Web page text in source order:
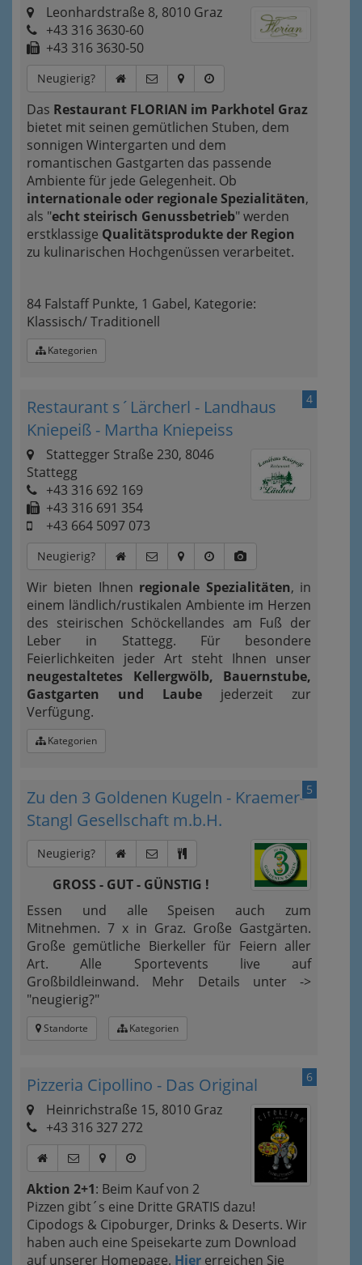
Leonhardstraße 8, 8010 Graz
+43 316 3630-60
+43 316 3630-50
Neugierig?
Das Restaurant FLORIAN im Parkhotel Graz
bietet mit seinen gemütlichen Stuben, dem
sonnigen Wintergarten und dem
romantischen Gastgarten das passende
Ambiente für jede Gelegenheit. Ob
internationale oder regionale Spezialitäten,
als "echt steirisch Genussbetrieb" werden
erstklassige Qualitätsprodukte der Region
zu kulinarischen Hochgenüssen verarbeitet.
84 Falstaff Punkte, 1 Gabel, Kategorie:
Klassisch/ Traditionell
Kategorien
4
Restaurant s´Lärcherl - Landhaus
Kniepeiß - Martha Kniepeiss
Stattegger Straße 230, 8046
Stattegg
+43 316 692 169
+43 316 691 354
+43 664 5097 073
Neugierig?
Wir bieten Ihnen regionale Spezialitäten, in
einem ländlich/rustikalen Ambiente im Herzen
des steirischen Schöckellandes am Fuß der
Leber in Stattegg. Für besondere
Feierlichkeiten jeder Art steht Ihnen unser
neugestaltetes Kellergwölb, Bauernstube,
Gastgarten und Laube jederzeit zur
Verfügung.
Kategorien
5
Zu den 3 Goldenen Kugeln - Kraemer-
Stangl Gesellschaft m.b.H.
Neugierig?
GROSS - GUT - GÜNSTIG !
Essen und alle Speisen auch zum
Mitnehmen. 7 x in Graz. Große Gastgärten.
Große gemütliche Bierkeller für Feiern aller
Art. Alle Sportevents live auf
Großbildleinwand. Mehr Details unter ->
"neugierig?"
Standorte Kategorien
6
Pizzeria Cipollino - Das Original
Heinrichstraße 15, 8010 Graz
+43 316 327 272
Aktion 2+1: Beim Kauf von 2
Pizzen gibt´s eine Dritte GRATIS dazu!
Cipodogs & Cipoburger, Drinks & Deserts. Wir
haben auch eine Speisekarte zum Download
auf unserer Homepage. Hier erreichen Sie